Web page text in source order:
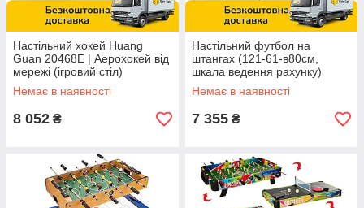
Настільний хокей Huang
Guan 20468E | Аерохокей від
мережі (ігровий стіл)
Немає в наявності
8 052 ₴
Настільний футбол на
штангах (121-61-в80см,
шкала ведення рахунку)
C1037B
Немає в наявності
7 355 ₴